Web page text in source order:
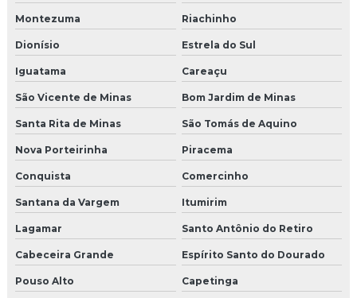
Montezuma Riachinho
Dionísio Estrela do Sul
Iguatama Careaçu
São Vicente de Minas Bom Jardim de Minas
Santa Rita de Minas São Tomás de Aquino
Nova Porteirinha Piracema
Conquista Comercinho
Santana da Vargem Itumirim
Lagamar Santo Antônio do Retiro
Cabeceira Grande Espírito Santo do Dourado
Pouso Alto Capetinga